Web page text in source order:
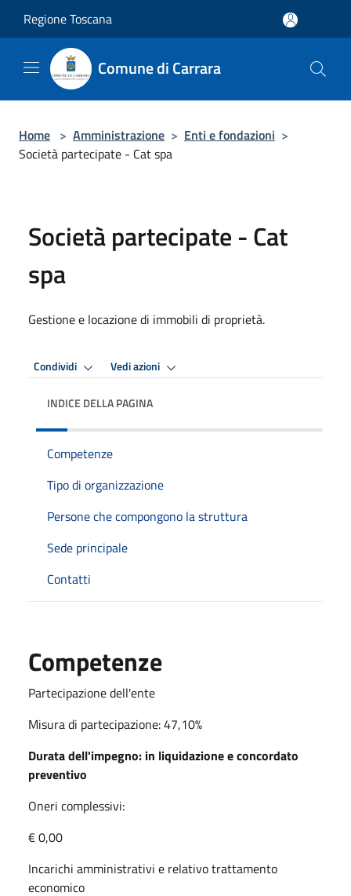
Regione Toscana
Comune di Carrara
Home > Amministrazione > Enti e fondazioni >
Società partecipate - Cat spa
Società partecipate - Cat
spa
Gestione e locazione di immobili di proprietà.
Condividi Vedi azioni
INDICE DELLA PAGINA
Competenze
Tipo di organizzazione
Persone che compongono la struttura
Sede principale
Contatti
Competenze
Partecipazione dell'ente
Misura di partecipazione: 47,10%
Durata dell'impegno: in liquidazione e concordato
preventivo
Oneri complessivi:
€ 0,00
Incarichi amministrativi e relativo trattamento
economico